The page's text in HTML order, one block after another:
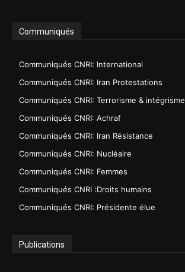
Communiqués
Communiqués CNRI: International
Communiqués CNRI: Iran Protestations
Communiqués CNRI: Terrorisme & intégrisme
Communiqués CNRI: Achraf
Communiqués CNRI: Iran Résistance
Communiqués CNRI: Nucléaire
Communiqués CNRI: Femmes
Communiqués CNRI :Droits humains
Communiqués CNRI: Présidente élue
Publications